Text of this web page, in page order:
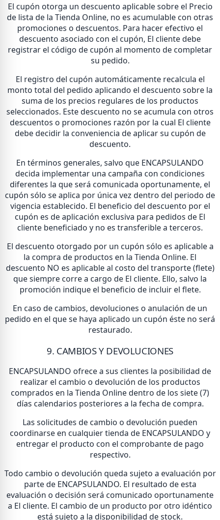
El cupón otorga un descuento aplicable sobre el Precio
de lista de la Tienda Online, no es acumulable con otras
promociones o descuentos. Para hacer efectivo el
descuento asociado con el cupón, El cliente debe
registrar el código de cupón al momento de completar
su pedido.
El registro del cupón automáticamente recalcula el
monto total del pedido aplicando el descuento sobre la
suma de los precios regulares de los productos
seleccionados. Este descuento no se acumula con otros
descuentos o promociones razón por la cual El cliente
debe decidir la conveniencia de aplicar su cupón de
descuento.
En términos generales, salvo que ENCAPSULANDO
decida implementar una campaña con condiciones
diferentes la que será comunicada oportunamente, el
cupón sólo se aplica por única vez dentro del periodo de
vigencia establecido. El beneficio del descuento por el
cupón es de aplicación exclusiva para pedidos de El
cliente beneficiado y no es transferible a terceros.
El descuento otorgado por un cupón sólo es aplicable a
la compra de productos en la Tienda Online. El
descuento NO es aplicable al costo del transporte (flete)
que siempre corre a cargo de El cliente. Ello, salvo la
promoción indique el beneficio de incluir el flete.
En caso de cambios, devoluciones o anulación de un
pedido en el que se haya aplicado un cupón éste no será
restaurado.
9. CAMBIOS Y DEVOLUCIONES
ENCAPSULANDO ofrece a sus clientes la posibilidad de
realizar el cambio o devolución de los productos
comprados en la Tienda Online dentro de los siete (7)
días calendarios posteriores a la fecha de compra.
Las solicitudes de cambio o devolución pueden
coordinarse en cualquier tienda de ENCAPSULANDO y
entregar el producto con el comprobante de pago
respectivo.
Todo cambio o devolución queda sujeto a evaluación por
parte de ENCAPSULANDO. El resultado de esta
evaluación o decisión será comunicado oportunamente
a El cliente. El cambio de un producto por otro idéntico
está sujeto a la disponibilidad de stock.